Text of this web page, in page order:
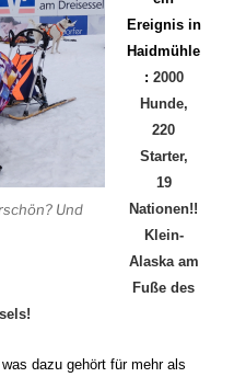
Und
Ereignis in
Haidmühle
: 2000
Hunde,
220
Starter,
19
Nationen!!
Klein-
Alaska am
Fuße des
dazu gehört für mehr als